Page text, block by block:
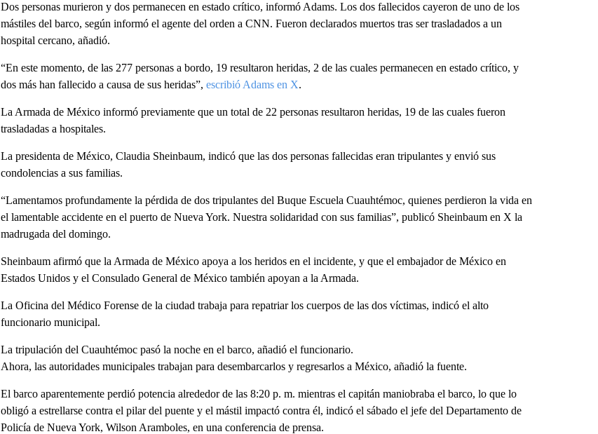
Dos personas murieron y dos permanecen en estado crítico, informó Adams. Los dos fallecidos cayeron de uno de los
mástiles del barco, según informó el agente del orden a CNN. Fueron declarados muertos tras ser trasladados a un
hospital cercano, añadió.
“En este momento, de las 277 personas a bordo, 19 resultaron heridas, 2 de las cuales permanecen en estado crítico, y
dos más han fallecido a causa de sus heridas”, escribió Adams en X.
La Armada de México informó previamente que un total de 22 personas resultaron heridas, 19 de las cuales fueron
trasladadas a hospitales.
La presidenta de México, Claudia Sheinbaum, indicó que las dos personas fallecidas eran tripulantes y envió sus
condolencias a sus familias.
“Lamentamos profundamente la pérdida de dos tripulantes del Buque Escuela Cuauhtémoc, quienes perdieron la vida en
el lamentable accidente en el puerto de Nueva York. Nuestra solidaridad con sus familias”, publicó Sheinbaum en X la
madrugada del domingo.
Sheinbaum afirmó que la Armada de México apoya a los heridos en el incidente, y que el embajador de México en
Estados Unidos y el Consulado General de México también apoyan a la Armada.
La Oficina del Médico Forense de la ciudad trabaja para repatriar los cuerpos de las dos víctimas, indicó el alto
funcionario municipal.
La tripulación del Cuauhtémoc pasó la noche en el barco, añadió el funcionario.
Ahora, las autoridades municipales trabajan para desembarcarlos y regresarlos a México, añadió la fuente.
El barco aparentemente perdió potencia alrededor de las 8:20 p. m. mientras el capitán maniobraba el barco, lo que lo
obligó a estrellarse contra el pilar del puente y el mástil impactó contra él, indicó el sábado el jefe del Departamento de
Policía de Nueva York, Wilson Aramboles, en una conferencia de prensa.